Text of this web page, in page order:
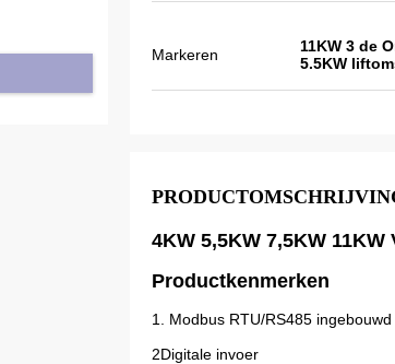
Markeren 11KW 3 de
5.5KW
4KW 5,5KW 7,5KW
Productkenmerken
1. Modbus RTU/RS485 ingebouwd
2Digitale invoer